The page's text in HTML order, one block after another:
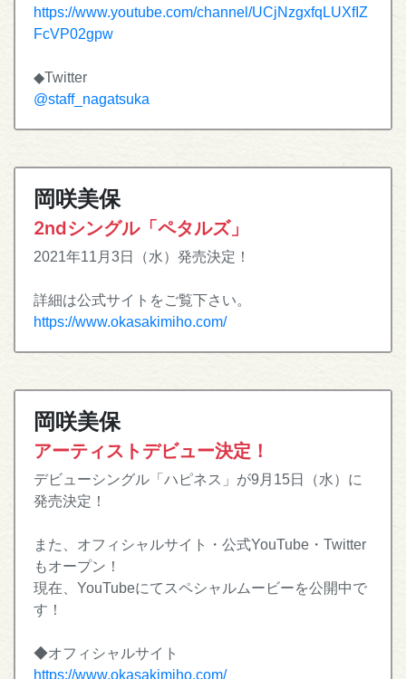
https://www.youtube.com/channel/UCjNzgxfqLUXfIZ
FcVP02gpw
◆Twitter
@staff_nagatsuka
岡咲美保
2ndシングル「ペタルズ」
2021年11月3日（水）発売決定！
詳細は公式サイトをご覧下さい。
https://www.okasakimiho.com/
岡咲美保
アーティストデビュー決定！
デビューシングル「ハピネス」が9月15日（水）に
発売決定！
また、オフィシャルサイト・公式YouTube・Twitter
もオープン！
現在、YouTubeにてスペシャルムービーを公開中で
す！
◆オフィシャルサイト
https://www.okasakimiho.com/